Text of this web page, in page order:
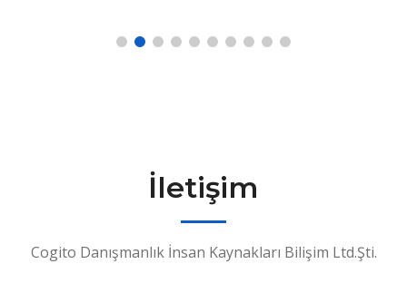
İletişim
Cogito Danışmanlık İnsan Kaynakları Bilişim Ltd.Şti.